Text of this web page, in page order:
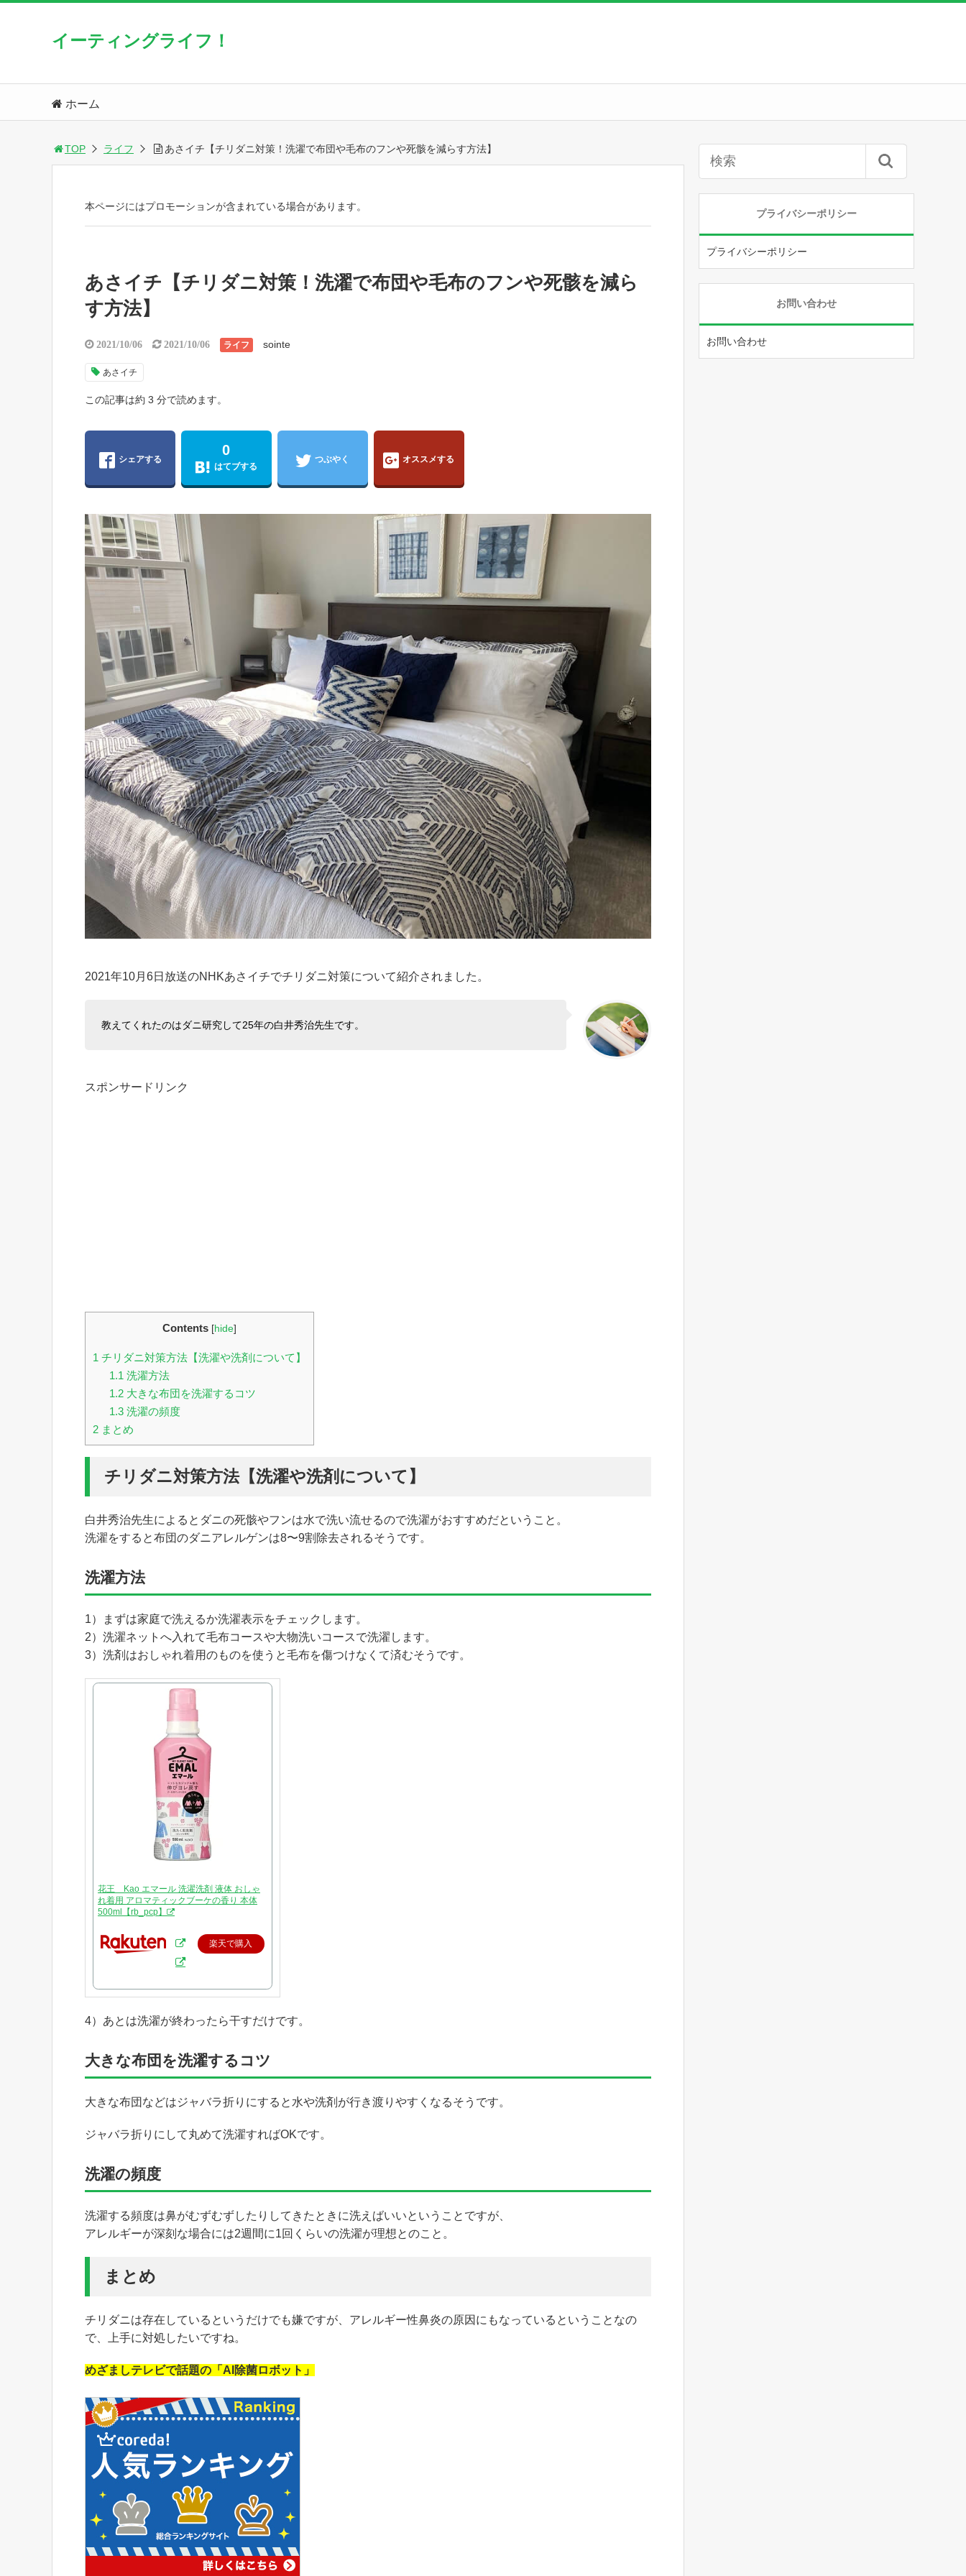
イーティングライフ！
ホーム
TOP ライフ あさイチ【チリダニ対策！洗濯で布団や毛布のフンや死骸を減らす方法】
本ページにはプロモーションが含まれている場合があります。
あさイチ【チリダニ対策！洗濯で布団や毛布のフンや死骸を減ら
す方法】
2021/10/06 2021/10/06 ライフ sointe
あさイチ
この記事は約 3 分で読めます。
シェアする
0
はてブする
つぶやく オススメする
2021年10月6日放送のNHKあさイチでチリダニ対策について紹介されました。
教えてくれたのはダニ研究して25年の白井秀治先生です。
スポンサードリンク
Contents [hide]
1 チリダニ対策方法【洗濯や洗剤について】
1.1 洗濯方法
1.2大きな布団を洗濯するコツ
1.3洗濯の頻度
2 まとめ
チリダニ対策方法【洗濯や洗剤について】
白井秀治先生によるとダニの死骸やフンは水で洗い流せるので洗濯がおすすめだということ。
洗濯をすると布団のダニアレルゲンは8〜9割除去されるそうです。
洗濯方法
1）まずは家庭で洗えるか洗濯表示をチェックします。
2）洗濯ネットへ入れて毛布コースや大物洗いコースで洗濯します。
3）洗剤はおしゃれ着用のものを使うと毛布を傷つけなくて済むそうです。
花王 Kao エマール 洗濯洗剤 液体 おしゃ
れ着用 アロマティックブーケの香り 本体
500ml【rb_pcp】
楽天で購入
4）あとは洗濯が終わったら干すだけです。
大きな布団を洗濯するコツ
大きな布団などはジャバラ折りにすると水や洗剤が行き渡りやすくなるそうです。
ジャバラ折りにして丸めて洗濯すればOKです。
洗濯の頻度
洗濯する頻度は鼻がむずむずしたりしてきたときに洗えばいいということですが、
アレルギーが深刻な場合には2週間に1回くらいの洗濯が理想とのこと。
まとめ
チリダニは存在しているというだけでも嫌ですが、アレルギー性鼻炎の原因にもなっているということなの
で、上手に対処したいですね。
めざましテレビで話題の「AI除菌ロボット」
プライバシーポリシー
プライバシーポリシー
お問い合わせ
お問い合わせ